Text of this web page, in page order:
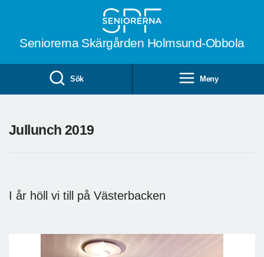
Seniorerna Skärgården Holmsund-Obbola
Sök Meny
Jullunch 2019
I år höll vi till på Västerbacken